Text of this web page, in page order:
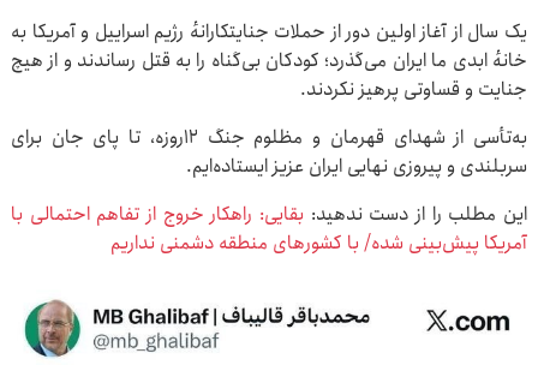
یک سال از آغاز اولین دور از حملات جنایتکارانهٔ رژیم اسراییل و آمریکا به
خانهٔ ابدی ما ایران می‌گذرد؛ کودکان بی‌گناه را به قتل رساندند و از هیچ
جنایت و قساوتی پرهیز نکردند.
به‌تأسی از شهدای قهرمان و مظلوم جنگ ۱۲روزه، تا پای جان برای
سربلندی و پیروزی نهایی ایران عزیز ایستاده‌ایم.
این مطلب را از دست ندهید: بقایی: راهکار خروج از تفاهم احتمالی با
آمریکا پیش‌بینی شده/ با کشورهای منطقه دشمنی نداریم